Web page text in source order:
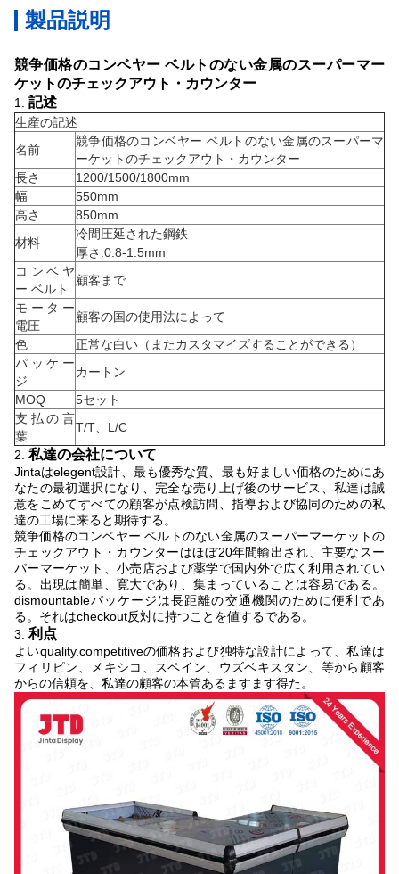
製品説明
競争価格のコンベヤー ベルトのない金属のスーパーマー
ケットのチェックアウト・カウンター
1. 記述
生産の記述
名前
競争価格のコンベヤー ベルトのない金属のスーパーマ
ーケットのチェックアウト・カウンター
長さ
1200/1500/1800mm
幅
550mm
高さ
850mm
材料
冷間圧延された鋼鉄
厚さ:0.8-1.5mm
コンベヤ
ー ベルト
顧客まで
モーター
電圧
顧客の国の使用法によって
色
正常な白い（またカスタマイズすることができる）
パッケー
ジ
カートン
MOQ
5セット
支払の言
葉
T/T、L/C
2. 私達の会社について
Jintaはelegent設計、最も優秀な質、最も好ましい価格のためにあ
なたの最初選択になり、完全な売り上げ後のサービス、私達は誠
意をこめてすべての顧客が点検訪問、指導および協同のための私
達の工場に来ると期待する。
競争価格のコンベヤー ベルトのない金属のスーパーマーケットの
チェックアウト・カウンターはほぼ20年間輸出され、主要なスー
パーマーケット、小売店および薬学で国内外で広く利用されてい
る。出現は簡単、寛大であり、集まっていることは容易である。
dismountableパッケージは長距離の交通機関のために便利であ
る。それはcheckout反対に持つことを値するである。
3. 利点
よいquality.competitiveの価格および独特な設計によって、私達は
フィリピン、メキシコ、スペイン、ウズベキスタン、等から顧客
からの信頼を、私達の顧客の本管あるますます得た。